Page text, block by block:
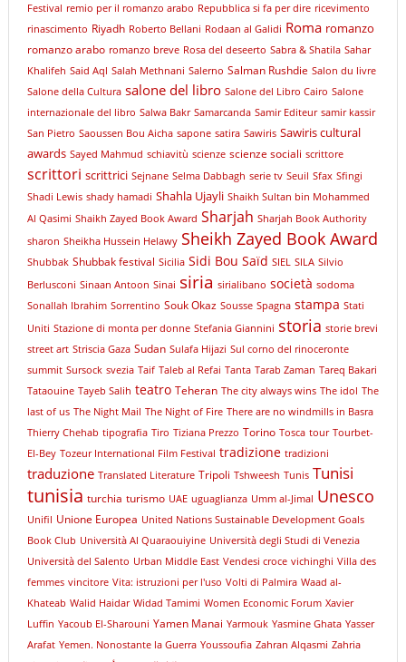
Festival remio per il romanzo arabo Repubblica si fa per dire ricevimento
rinascimento Riyadh Roberto Bellani Rodaan al Galidi Roma romanzo
romanzo arabo romanzo breve Rosa del deseerto Sabra & Shatila Sahar
Khalifeh Said Aql Salah Methnani Salerno Salman Rushdie Salon du livre
Salone della Cultura salone del libro Salone del Libro Cairo Salone
internazionale del libro Salwa Bakr Samarcanda Samir Editeur samir kassir
San Pietro Saoussen Bou Aicha sapone satira Sawiris Sawiris cultural
awards Sayed Mahmud schiavitù scienze scienze sociali scrittore
scrittori scrittrici Sejnane Selma Dabbagh serie tv Seuil Sfax Sfingi
Shadi Lewis shady hamadi Shahla Ujayli Shaikh Sultan bin Mohammed
Al Qasimi Shaikh Zayed Book Award Sharjah Sharjah Book Authority
sharon Sheikha Hussein Helawy Sheikh Zayed Book Award
Shubbak Shubbak festival Sicilia Sidi Bou Saïd SIEL SILA Silvio
Berlusconi Sinaan Antoon Sinai siria sirialibano società sodoma
Sonallah Ibrahim Sorrentino Souk Okaz Sousse Spagna stampa Stati
Uniti Stazione di monta per donne Stefania Giannini storia storie brevi
street art Striscia Gaza Sudan Sulafa Hijazi Sul corno del rinoceronte
summit Sursock svezia Taif Taleb al Refai Tanta Tarab Zaman Tareq Bakari
Tataouine Tayeb Salih teatro Teheran The city always wins The idol The
last of us The Night Mail The Night of Fire There are no windmills in Basra
Thierry Chehab tipografia Tiro Tiziana Prezzo Torino Tosca tour Tourbet-
El-Bey Tozeur International Film Festival tradizione tradizioni
traduzione Translated Literature Tripoli Tshweesh Tunis Tunisi
tunisia turchia turismo UAE uguaglianza Umm al-Jimal Unesco
Unifil Unione Europea United Nations Sustainable Development Goals
Book Club Università Al Quaraouiyine Università degli Studi di Venezia
Università del Salento Urban Middle East Vendesi croce vichinghi Villa des
femmes vincitore Vita: istruzioni per l'uso Volti di Palmira Waad al-
Khateab Walid Haidar Widad Tamimi Women Economic Forum Xavier
Luffin Yacoub El-Sharouni Yamen Manai Yarmouk Yasmine Ghata Yasser
Arafat Yemen. Nonostante la Guerra Youssoufia Zahran Alqasmi Zahria